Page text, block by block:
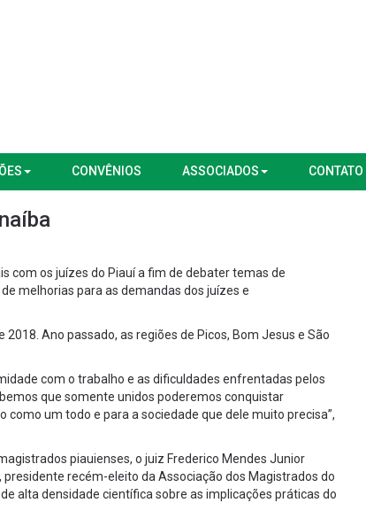
CONVÊNIOS ASSOCIADOS CONTATO
com os juízes do Piauí a fim de debater temas de
melhorias para as demandas dos juízes e
Ano passado, as regiões de Picos, Bom Jesus e São
com o trabalho e as dificuldades enfrentadas pelos
que somente unidos poderemos conquistar
um todo e para a sociedade que dele muito precisa”,
piauienses, o juiz Frederico Mendes Junior
recém-eleito da Associação dos Magistrados do
alta densidade científica sobre as implicações práticas do